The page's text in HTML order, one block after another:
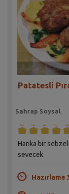
Patatesli
Sahrap Soysal
Harika bir
sevecek
Hazırlama